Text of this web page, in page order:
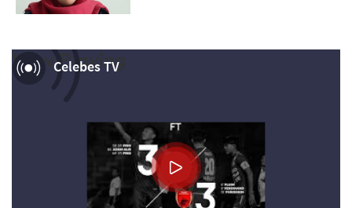
Celebes TV
Now Playing